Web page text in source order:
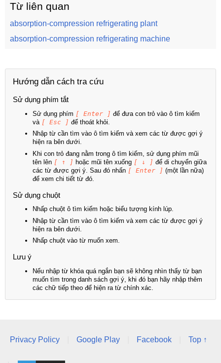
Từ liên quan
absorption-compression refrigerating plant
absorption-compression refrigerating machine
Hướng dẫn cách tra cứu
Sử dụng phím tắt
Sử dụng phím [ Enter ] để đưa con trỏ vào ô tìm kiếm
và [ Esc ] để thoát khỏi.
Nhập từ cần tìm vào ô tìm kiếm và xem các từ được gợi ý
hiện ra bên dưới.
Khi con trỏ đang nằm trong ô tìm kiếm, sử dụng phím mũi
tên lên [ ↑ ] hoặc mũi tên xuống [ ↓ ] để di chuyển giữa
các từ được gợi ý. Sau đó nhấn [ Enter ] (một lần nữa)
để xem chi tiết từ đó.
Sử dụng chuột
Nhấp chuột ô tìm kiếm hoặc biểu tượng kính lúp.
Nhập từ cần tìm vào ô tìm kiếm và xem các từ được gợi ý
hiện ra bên dưới.
Nhấp chuột vào từ muốn xem.
Lưu ý
Nếu nhập từ khóa quá ngắn bạn sẽ không nhìn thấy từ bạn
muốn tìm trong danh sách gợi ý, khi đó bạn hãy nhập thêm
các chữ tiếp theo để hiện ra từ chính xác.
Privacy Policy Google Play Facebook Top ↑